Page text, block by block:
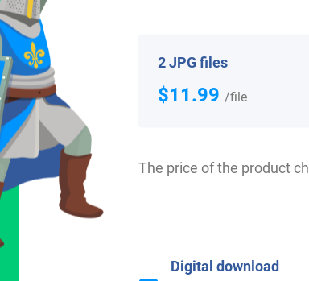
Now
Genealogy Notes
(Arm. gén. de 1696) Sr de la Perière. –
2 JPG files
$11.99 /file
The price of the product
Digital download